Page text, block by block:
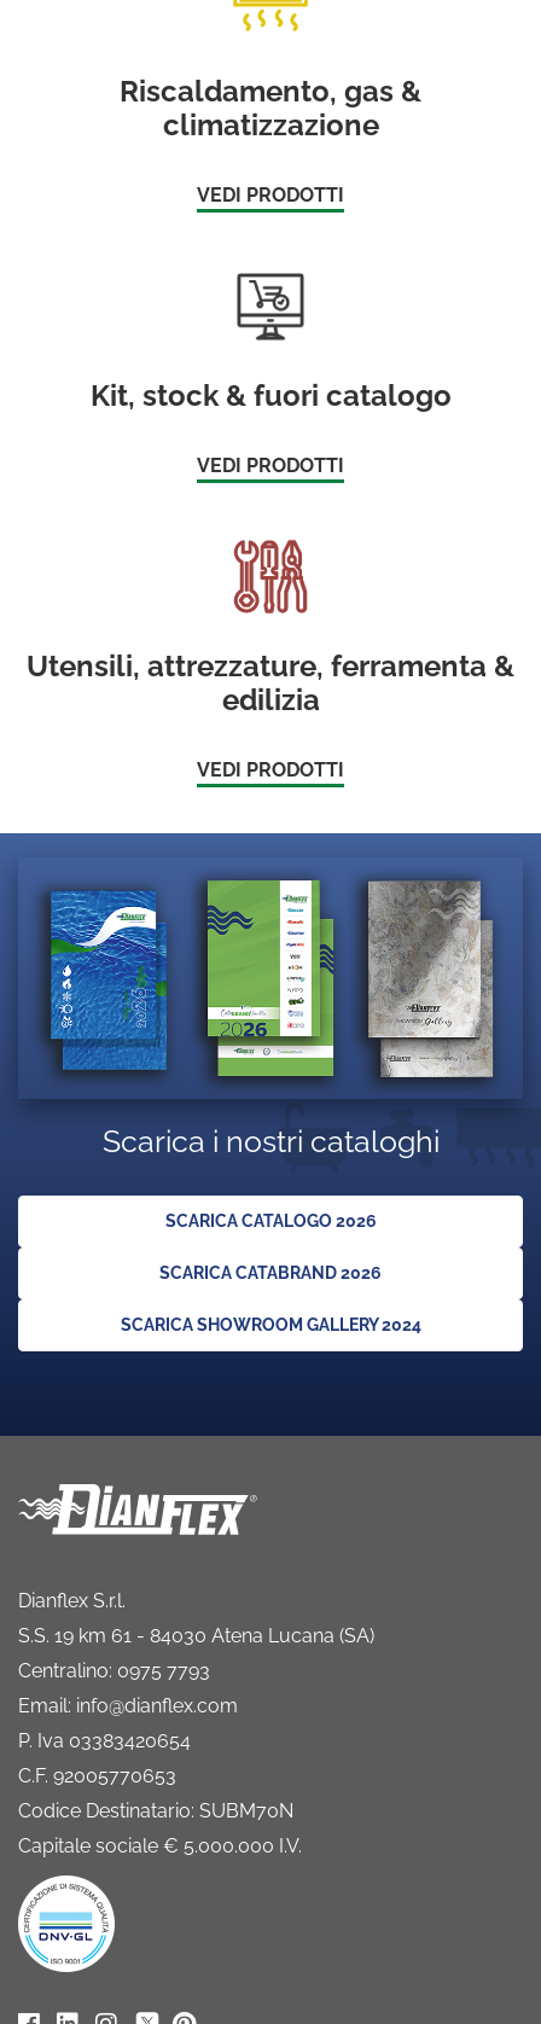
Riscaldamento, gas &
climatizzazione
VEDI PRODOTTI
Kit, stock & fuori catalogo
VEDI PRODOTTI
Utensili, attrezzature, ferramenta &
edilizia
VEDI PRODOTTI
Scarica i nostri cataloghi
SCARICA CATALOGO 2026
SCARICA CATABRAND 2026
SCARICA SHOWROOM GALLERY 2024
Dianflex S.r.l.
S.S. 19 km 61 - 84030 Atena Lucana (SA)
Centralino: 0975 7793
Email: info@dianflex.com
P. Iva 03383420654
C.F. 92005770653
Codice Destinatario: SUBM70N
Capitale sociale € 5.000.000 I.V.